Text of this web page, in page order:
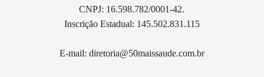
CNPJ: 16.598.782/0001-42.
Inscrição Estadual: 145.502.831.115
E-mail: diretoria@50maissaude.com.br